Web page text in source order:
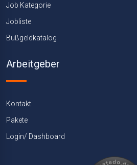
Job Kategorie
Jobliste
Bußgeldkatalog
Arbeitgeber
Kontakt
Pakete
Login/ Dashboard